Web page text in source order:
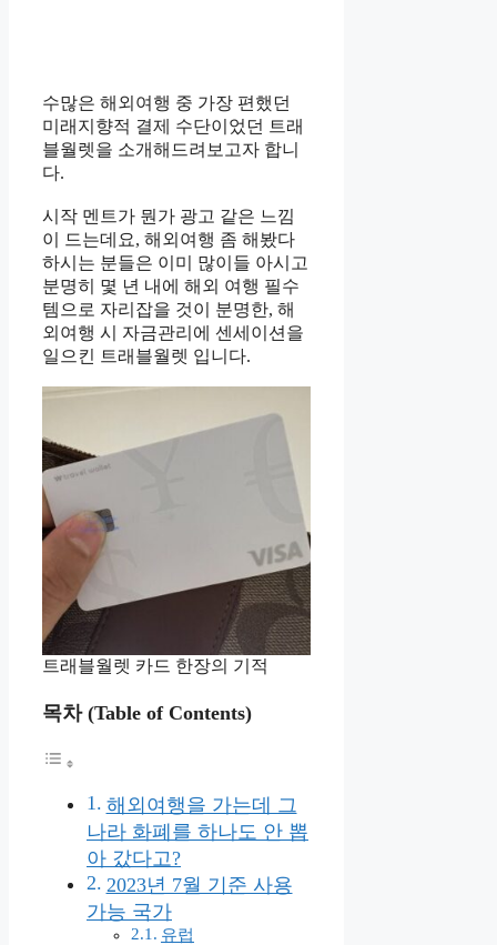
수많은 해외여행 중 가장 편했던
미래지향적 결제 수단이었던 트래
블월렛을 소개해드려보고자 합니
다.
시작 멘트가 뭔가 광고 같은 느낌
이 드는데요, 해외여행 좀 해봤다
하시는 분들은 이미 많이들 아시고
분명히 몇 년 내에 해외 여행 필수
템으로 자리잡을 것이 분명한, 해
외여행 시 자금관리에 센세이션을
일으킨 트래블월렛 입니다.
트래블월렛 카드 한장의 기적
목차 (Table of Contents)
해외여행을 가는데 그
나라 화폐를 하나도 안 뽑
아 갔다고?
2023년 7월 기준 사용
가능 국가
유럽